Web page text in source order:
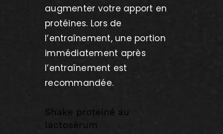
augmenter votre apport en
protéines. Lors de
l’entraînement, une portion
immédiatement après
l’entraînement est
recommandée.
Shake protéiné au
lactosérum